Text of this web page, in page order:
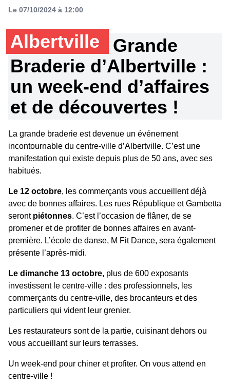
Le 07/10/2024 à 12:00
Albertville
Grande
Braderie d’Albertville :
un week-end d’affaires
et de découvertes !
La grande braderie est devenue un événement
incontournable du centre-ville d’Albertville. C’est une
manifestation qui existe depuis plus de 50 ans, avec ses
habitués.
Le 12 octobre, les commerçants vous accueillent déjà
avec de bonnes affaires. Les rues République et Gambetta
seront piétonnes. C’est l’occasion de flâner, de se
promener et de profiter de bonnes affaires en avant-
première. L’école de danse, M Fit Dance, sera également
présente l’après-midi.
Le dimanche 13 octobre, plus de 600 exposants
investissent le centre-ville : des professionnels, les
commerçants du centre-ville, des brocanteurs et des
particuliers qui vident leur grenier.
Les restaurateurs sont de la partie, cuisinant dehors ou
vous accueillant sur leurs terrasses.
Un week-end pour chiner et profiter. On vous attend en
centre-ville !